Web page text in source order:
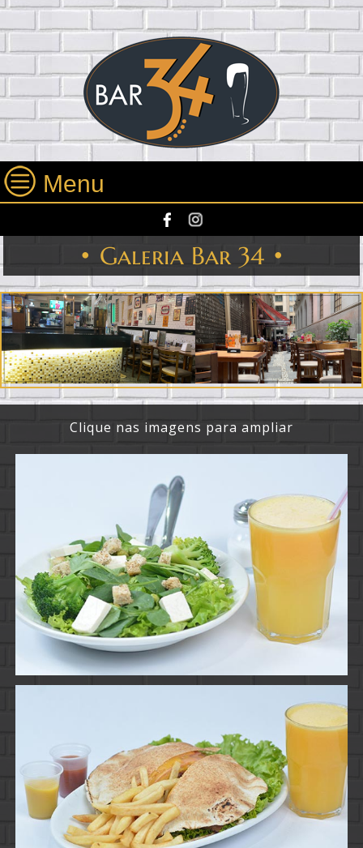
Menu
• Galeria Bar 34 •
Clique nas imagens para ampliar